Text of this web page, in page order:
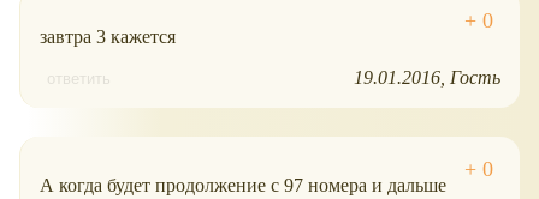
завтра 3 кажется
ответить 19.01.2016 Гость
А когда будет продолжение с 97 номера и дальше